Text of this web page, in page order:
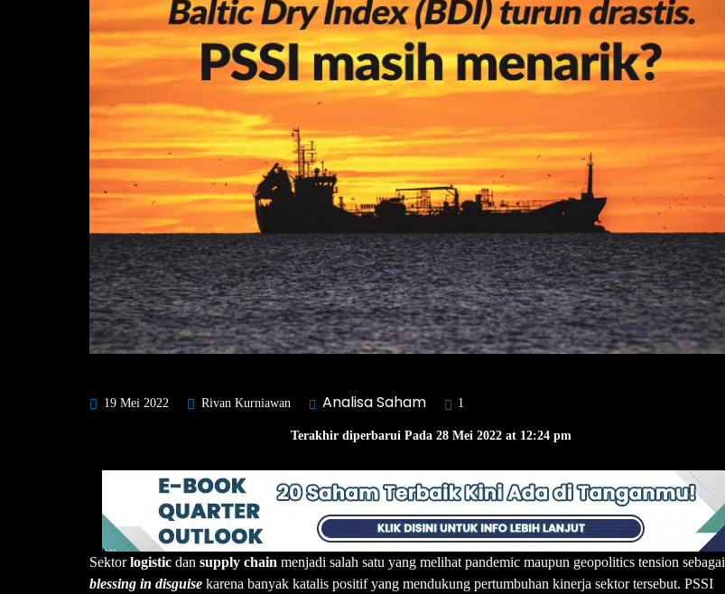
19 Mei 2022 Rivan Kurniawan Analisa Saham 1
Terakhir diperbarui Pada 28 Mei 2022 at 12:24 pm
Sektorlogistic dan supply chain menjadi salah satu yang melihat pandemic maupun geopolitics tension sebagai
blessing in disguise karena banyak katalis positif yang mendukung pertumbuhan kinerja sektor tersebut. PSSI